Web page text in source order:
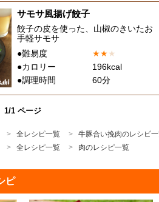
サモサ風揚げ餃子
餃子の皮を使った、山椒のきいたお
手軽サモサ
●難易度
★★★
●カロリー
196kcal
●調理時間
60分
1/1 ページ
全レシピ一覧
牛豚合い挽肉のレシピ
全レシピ一覧 肉のレシピ一覧
ピ